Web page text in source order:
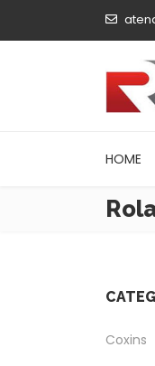
HOME
Coxins